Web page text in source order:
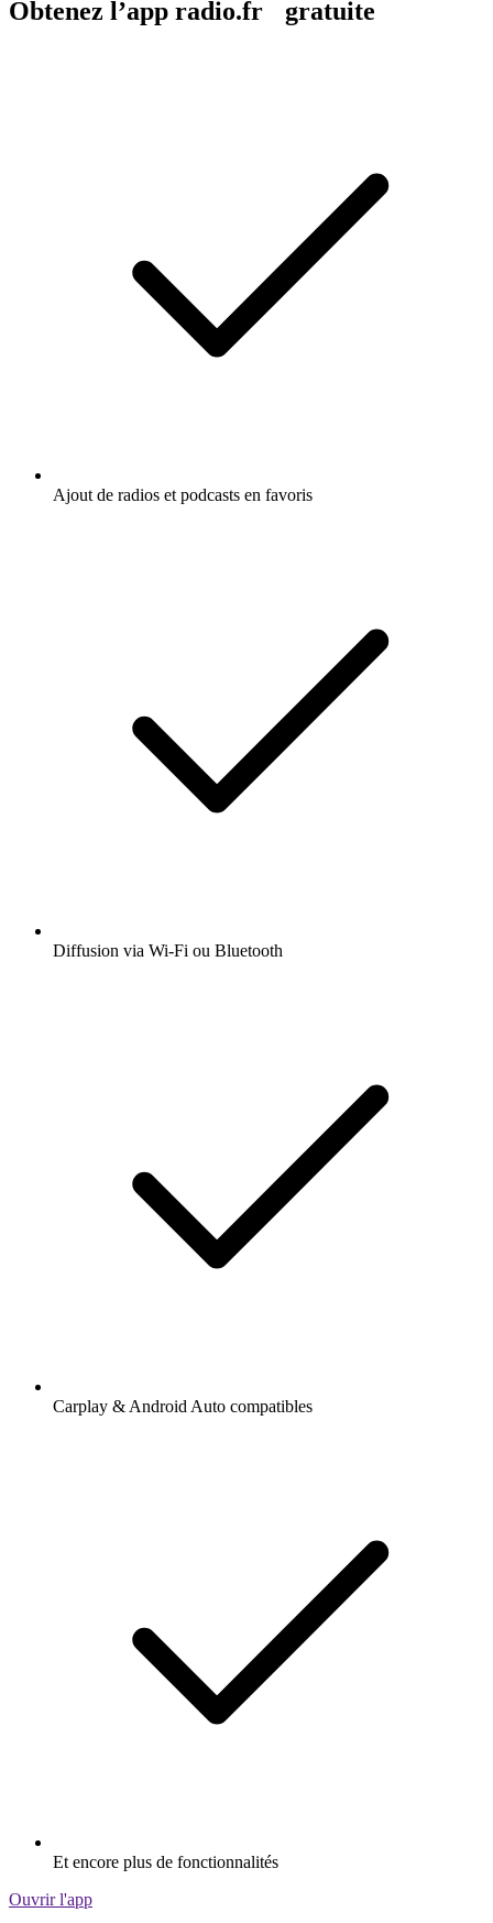
Obtenez l’app radio.fr gratuite
Ajout de radios et podcasts en favoris
Diffusion via Wi-Fi ou Bluetooth
Carplay & Android Auto compatibles
Et encore plus de fonctionnalités
Ouvrir l'app